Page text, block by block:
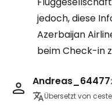
jedoch, diese
Azerbaijan
beim Check-in
Andreas_64477
Übersetzt von